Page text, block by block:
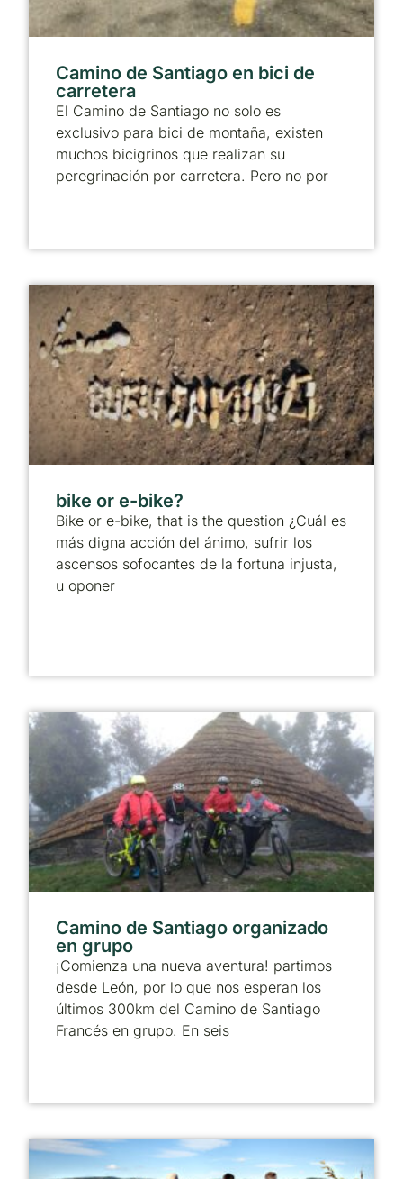
Camino de Santiago en bici de
carretera
El Camino de Santiago no solo es
exclusivo para bici de montaña, existen
muchos bicigrinos que realizan su
peregrinación por carretera. Pero no por
bike or e-bike?
Bike or e-bike, that is the question ¿Cuál es
más digna acción del ánimo, sufrir los
ascensos sofocantes de la fortuna injusta,
u oponer
Camino de Santiago organizado
en grupo
¡Comienza una nueva aventura! partimos
desde León, por lo que nos esperan los
últimos 300km del Camino de Santiago
Francés en grupo. En seis